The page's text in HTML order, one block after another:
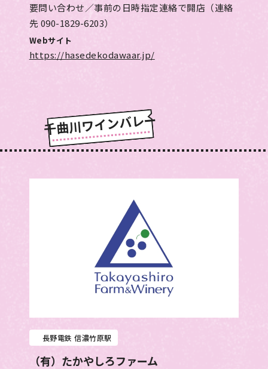
要問い合わせ／事前の日時指定連絡で開店（連絡
先 090-1829-6203）
Webサイト
https://hasedekodawaar.jp/
千曲川ワインバレー
長野電鉄 信濃竹原駅
（有）たかやしろファーム